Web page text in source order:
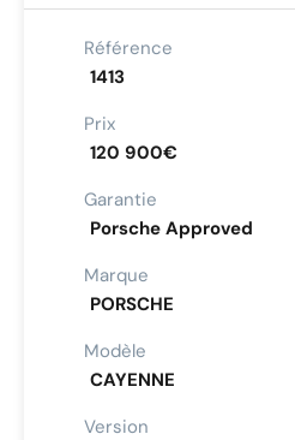
Référence
1413
Prix
120 900€
Garantie
Porsche Approved
Marque
PORSCHE
Modèle
CAYENNE
Version